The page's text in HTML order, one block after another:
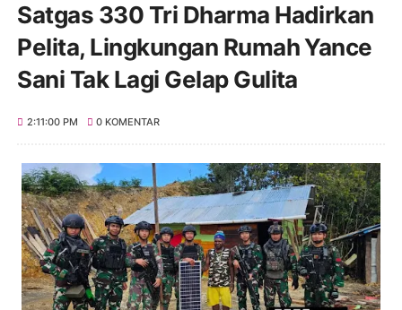
Satgas 330 Tri Dharma Hadirkan
Pelita, Lingkungan Rumah Yance
Sani Tak Lagi Gelap Gulita
2:11:00 PM 0 KOMENTAR